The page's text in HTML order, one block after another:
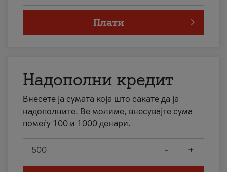
Плати
Надополни кредит
Внесете ја сумата која што сакате да ја
надополните. Ве молиме, внесувајте сума
помеѓу 100 и 1000 денари.
- +